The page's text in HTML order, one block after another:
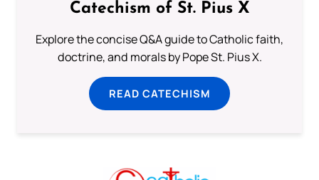
Catechism of St. Pius X
Explore the concise Q&A guide to Catholic faith,
doctrine, and morals by Pope St. Pius X.
READ CATECHISM